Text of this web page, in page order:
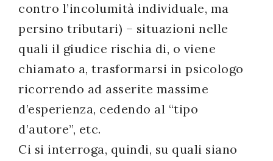
contro l’incolumità individuale, ma
persino tributari) – situazioni nelle
quali il giudice rischia di, o viene
chiamato a, trasformarsi in psicologo
ricorrendo ad asserite massime
d’esperienza, cedendo al “tipo
d’autore”, etc.
Ci si interroga, quindi, su quali siano